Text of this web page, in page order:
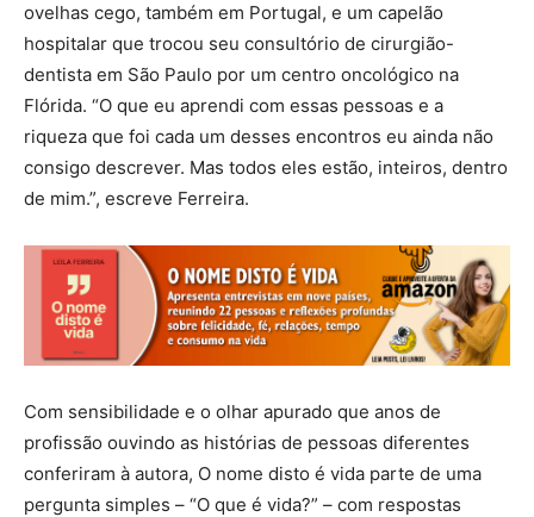
ovelhas cego, também em Portugal, e um capelão
hospitalar que trocou seu consultório de cirurgião-
dentista em São Paulo por um centro oncológico na
Flórida. “O que eu aprendi com essas pessoas e a
riqueza que foi cada um desses encontros eu ainda não
consigo descrever. Mas todos eles estão, inteiros, dentro
de mim.”, escreve Ferreira.
Com sensibilidade e o olhar apurado que anos de
profissão ouvindo as histórias de pessoas diferentes
conferiram à autora, O nome disto é vida parte de uma
pergunta simples – “O que é vida?” – com respostas